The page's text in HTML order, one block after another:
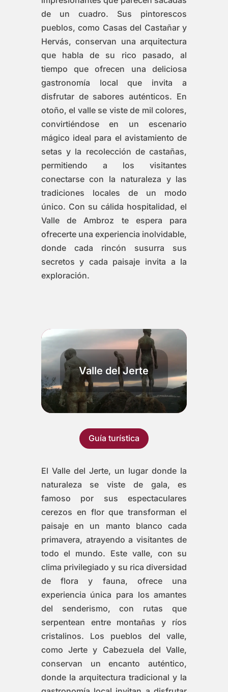
de un cuadro. Sus pintorescos
pueblos, como Casas del Castañar y
Hervás, conservan una arquitectura
que habla de su rico pasado, al
tiempo que ofrecen una deliciosa
gastronomía local que invita a
disfrutar de sabores auténticos. En
otoño, el valle se viste de mil colores,
convirtiéndose en un escenario
mágico ideal para el avistamiento de
setas y la recolección de castañas,
permitiendo a los visitantes
conectarse con la naturaleza y las
tradiciones locales de un modo
único. Con su cálida hospitalidad, el
Valle de Ambroz te espera para
ofrecerte una experiencia inolvidable,
donde cada rincón susurra sus
secretos y cada paisaje invita a la
exploración.
Valle del Jerte
Guía turística
El Valle del Jerte, un lugar donde la
naturaleza se viste de gala, es
famoso por sus espectaculares
cerezos en flor que transforman el
paisaje en un manto blanco cada
primavera, atrayendo a visitantes de
todo el mundo. Este valle, con su
clima privilegiado y su rica diversidad
de flora y fauna, ofrece una
experiencia única para los amantes
del senderismo, con rutas que
serpentean entre montañas y ríos
cristalinos. Los pueblos del valle,
como Jerte y Cabezuela del Valle,
conservan un encanto auténtico,
donde la arquitectura tradicional y la